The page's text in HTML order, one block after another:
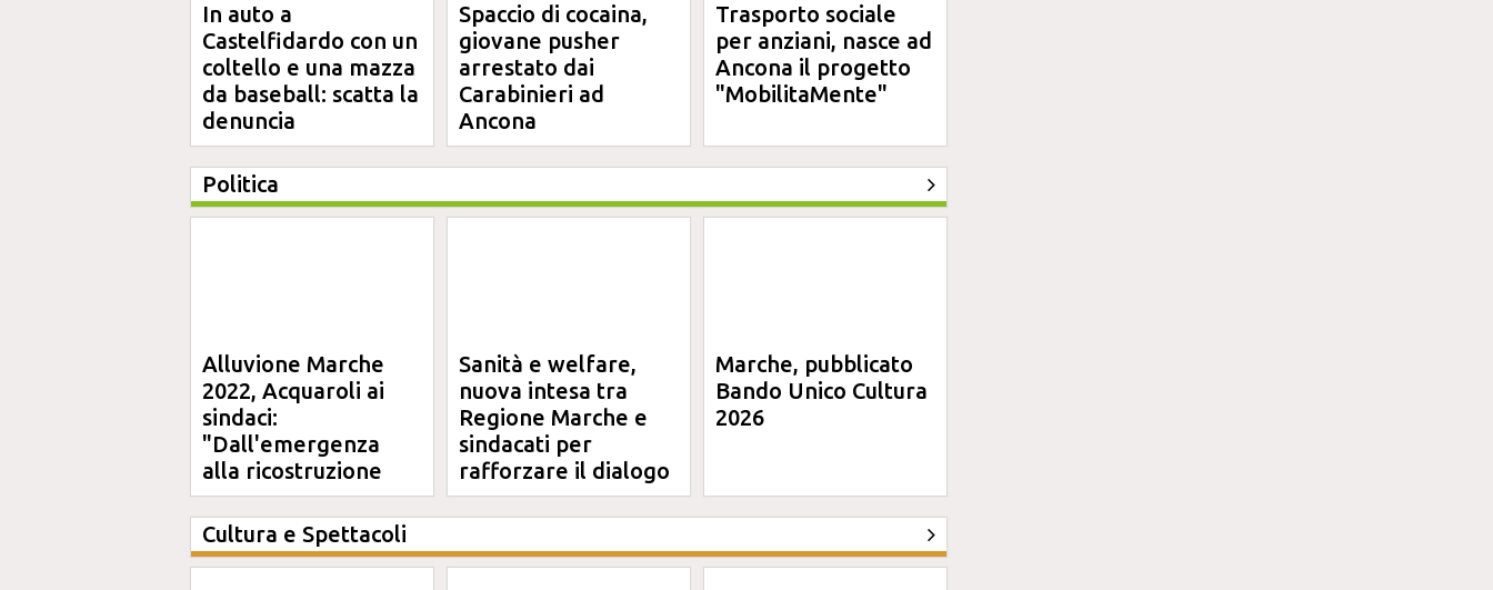
In auto a
Castelfidardo con un
coltello e una mazza
da baseball: scatta la
denuncia
Spaccio di cocaina,
giovane pusher
arrestato dai
Carabinieri ad
Ancona
Trasporto sociale
per anziani, nasce ad
Ancona il progetto
"MobilitaMente"
Politica
Alluvione Marche
2022, Acquaroli ai
sindaci:
"Dall'emergenza
alla ricostruzione
definitiva"
Sanità e welfare,
nuova intesa tra
Regione Marche e
sindacati per
rafforzare il dialogo
Marche, pubblicato
Bando Unico Cultura
2026
Cultura e Spettacoli